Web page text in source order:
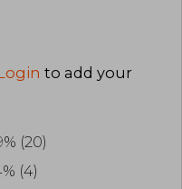
to add your
(20)
(4)